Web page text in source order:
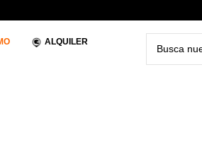
ALQUILER